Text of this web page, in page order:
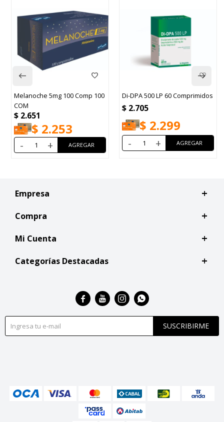
Melanoche 5mg 100 Comp 100
COM
$ 2.651
$ 2.253
- +
Di-DPA 500 LP 60 Comprimidos
$ 2.705
$ 2.299
- +
Empresa
Compra
Mi Cuenta
Categorías Destacadas
SUSCRIBIRME
   